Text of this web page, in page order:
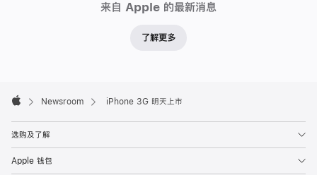
来自 Apple 的最新消息
了解更多
Footer

Newsroom iPhone 3G 明天上市
选购及了解
Apple 钱包